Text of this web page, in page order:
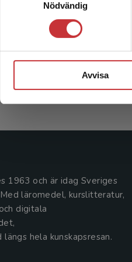
Nödvändig
Avvisa
216 kr
Exkl.
1963 och är idag Sveriges
läromedel, kurslitteratur,
digitala
hela kunskapsresan.